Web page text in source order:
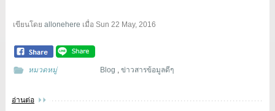
เขียนโดย allonehere เมื่อ Sun 22 May, 2016
หมวดหมู่ Blog ,ข่าวสารข้อมูลดีๆ
อ่านต่อ